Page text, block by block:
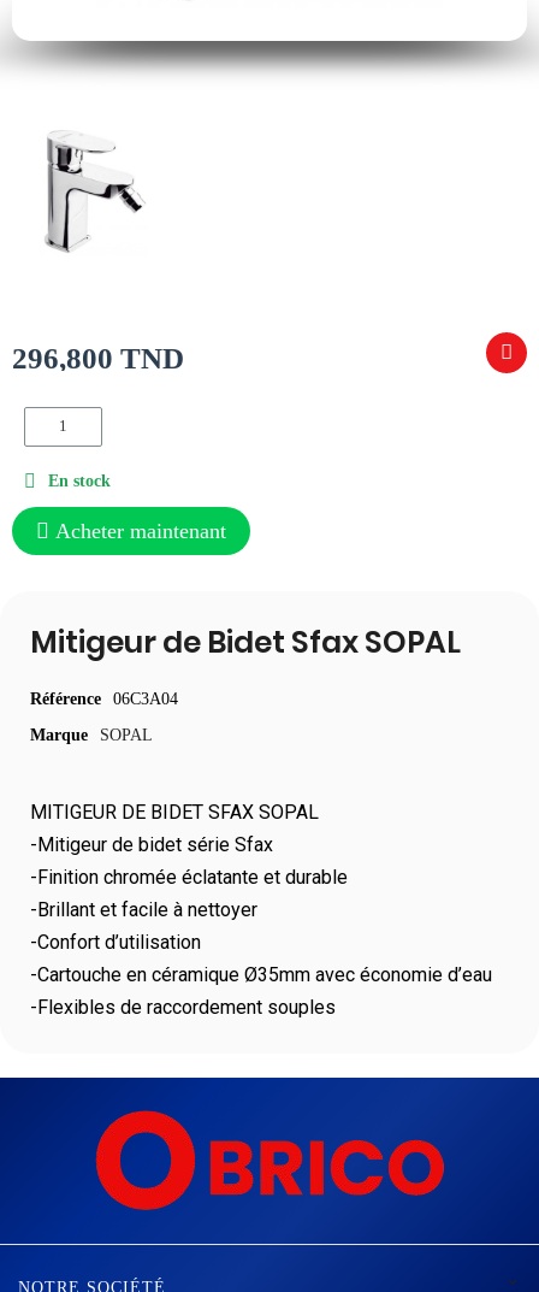
Mitigeur de Bidet Sfax SOPAL
Référence
06C3A04
Marque
SOPAL
MITIGEUR DE BIDET SFAX SOPAL
-Mitigeur de bidet série Sfax
-Finition chromée éclatante et durable
-Brillant et facile à nettoyer
-Confort d’utilisation
-Cartouche en céramique Ø35mm avec économie d’eau
-Flexibles de raccordement souples
296,800 TND
En stock
Acheter maintenant
NOTRE SOCIÉTÉ 